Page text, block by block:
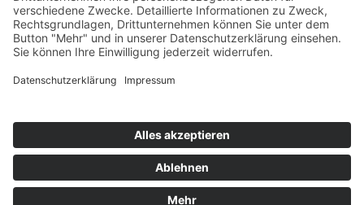
© 2026 Walter Stuber -Impressum Datenschutz
Gemeinhardt Service - Mutmacher.jetzt
Bewertungen auf ProvenExpert.com